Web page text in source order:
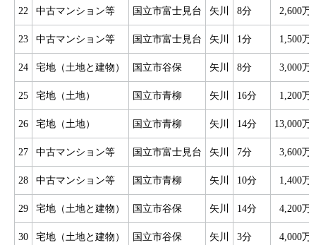
22 中古マンション等 国立市富士見台 矢川 8分 2,600万
23 中古マンション等 国立市富士見台 矢川 1分 1,500万
24 宅地（土地と建物） 国立市谷保 矢川 8分 3,000万
25 宅地（土地） 国立市青柳 矢川 16分 1,200万
26 宅地（土地） 国立市青柳 矢川 14分 13,000万
27 中古マンション等 国立市富士見台 矢川 7分 3,600万
28 中古マンション等 国立市青柳 矢川 10分 1,400万
29 宅地（土地と建物） 国立市谷保 矢川 14分 4,200万
30 宅地（土地と建物） 国立市谷保 矢川 3分 4,000万